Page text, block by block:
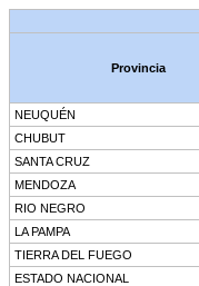
Provincia
NEUQUÉN
CHUBUT
SANTA CRUZ
MENDOZA
RIO NEGRO
LA PAMPA
TIERRA DEL FUEGO
ESTADO NACIONAL